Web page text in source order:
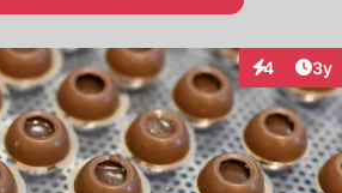
4 3y